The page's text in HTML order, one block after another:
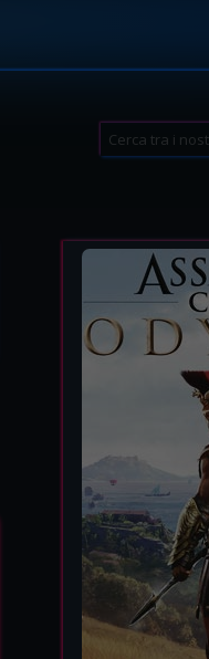
Search
for: